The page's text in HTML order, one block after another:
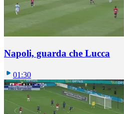
Napoli, guarda che Lucca
01:30